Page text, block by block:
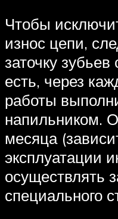
Чтобы
износ цепи,
заточку
есть, через
работы
напильником.
месяца
эксплуатации
осуществлять
специального